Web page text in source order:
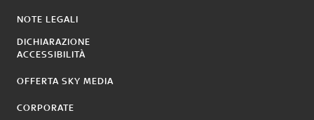
NOTE LEGALI
DICHIARAZIONE
ACCESSIBILITÀ
OFFERTA SKY MEDIA
CORPORATE